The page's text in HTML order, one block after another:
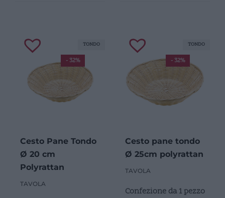
Cesto Pane Tondo
Ø 20 cm
Polyrattan
TAVOLA
- 32%
TONDO
Cesto pane tondo
Ø 25cm polyrattan
TAVOLA
Confezione da 1 pezzo
- 32%
TONDO